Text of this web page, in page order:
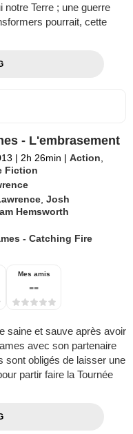
notre Terre ; une guerre
pourrait, cette
- L'embrasement
| 2h 26min | Action
Fiction
,Josh
Hemsworth
- Catching Fire
Mes amis
--
saine et sauve après avoir
avec son partenaire
sont obligés de laisser une
partir faire la Tournée